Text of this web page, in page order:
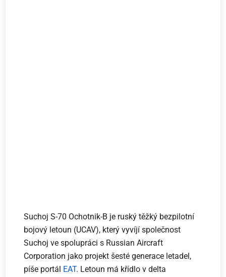
Suchoj S-70 Ochotnik-B je ruský těžký bezpilotní
bojový letoun (UCAV), který vyvíjí společnost
Suchoj ve spolupráci s Russian Aircraft
Corporation jako projekt šesté generace letadel,
píše portál EAT. Letoun má křídlo v delta